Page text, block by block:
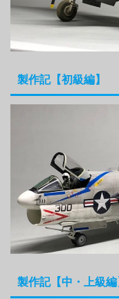
製作記【初級編】
製作記【中・上級編